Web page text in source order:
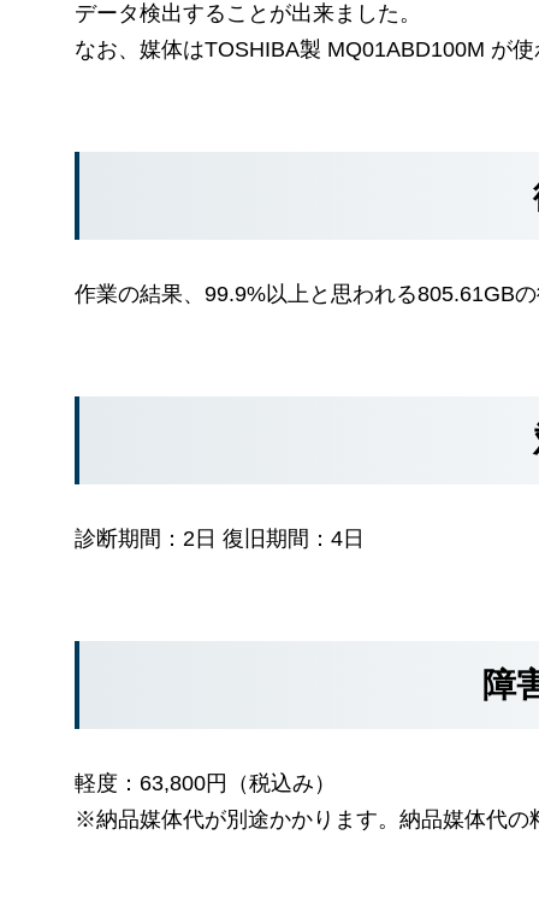
データ検出することが出来ました。
なお、媒体はTOSHIBA製 MQ01ABD100M が
作業の結果、99.9%以上と思われる805.61GB
診断期間：2日 復旧期間：4日
障
軽度：63,800円（税込み）
※納品媒体代が別途かかります。納品媒体代の